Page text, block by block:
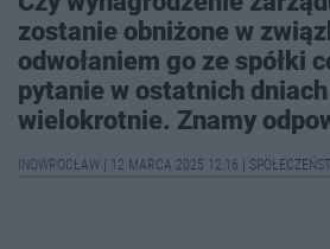
zostanie obniżone w
odwołaniem go ze spółki
pytanie w ostatnich dniach
wielokrotnie. Znamy
INOWROCŁAW 12 MARCA 2025 12:16